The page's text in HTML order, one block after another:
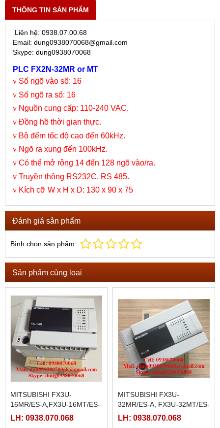
THÔNG TIN SẢN PHẨM
Liên hệ: 0938.07.00.68
Email: dung0938070068@gmail.com
Skype: dung0938070068
PLC FX2N-32MR or MT
v Số ngõ vào số: 16
v Số ngõ ra số: 16
v Nguồn cung cấp: 110-240 VAC.
v Đồng hồ thời gian thực.
v Bộ đếm tốc độ cao đến 60kHz.
v Ngõ ra xung đến 100kHz.
v Có thể mở rộng 14 đến 128 ngõ vào/ra.
v Truyền thông RS232C, RS 485.
v Kích cỡ W x H x D: 130 x 90 x 75
Đánh giá sản phẩm
Bình chọn sản phẩm:
Sản phẩm cùng loại
MITSUBISHI FX3U-
16MR/ES-A,FX3U-16MT/ES-
ALH: 0938.070.068
MITSUBISHI FX3U-
32MR/ES-A, FX3U-32MT/ES-
ALH: 0938.070.068